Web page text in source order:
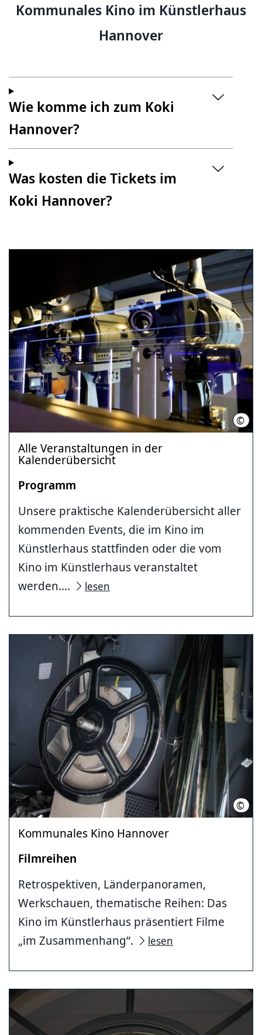
Kommunales Kino im Künstlerhaus
Hannover
Wie komme ich zum Koki
Hannover?
Was kosten die Tickets im
Koki Hannover?
©
Alle Veranstaltungen in der
Kalenderübersicht
Programm
Unsere praktische Kalenderübersicht aller
kommenden Events, die im Kino im
Künstlerhaus stattfinden oder die vom
Kino im Künstlerhaus veranstaltet
werden....
lesen
© LHH
Kommunales Kino Hannover
Filmreihen
Retrospektiven, Länderpanoramen,
Werkschauen, thematische Reihen: Das
Kino im Künstlerhaus präsentiert Filme
„im Zusammenhang“.
lesen